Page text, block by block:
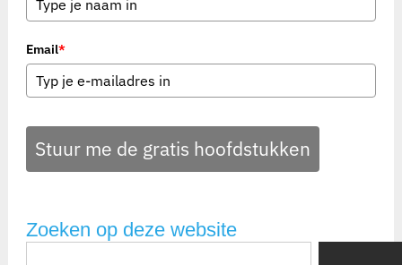
Email*
Stuur me de gratis hoofdstukken
Zoeken op deze website